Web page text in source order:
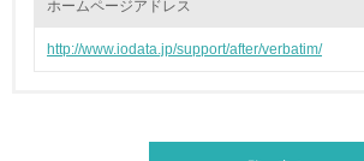
油、ガス）の使用量削減の取り組みを行っている
<L2> 資源とエネルギーの使用量の把握をし、具
ホームページアドレス
http://www.iodata.jp/support/after/verbatim/